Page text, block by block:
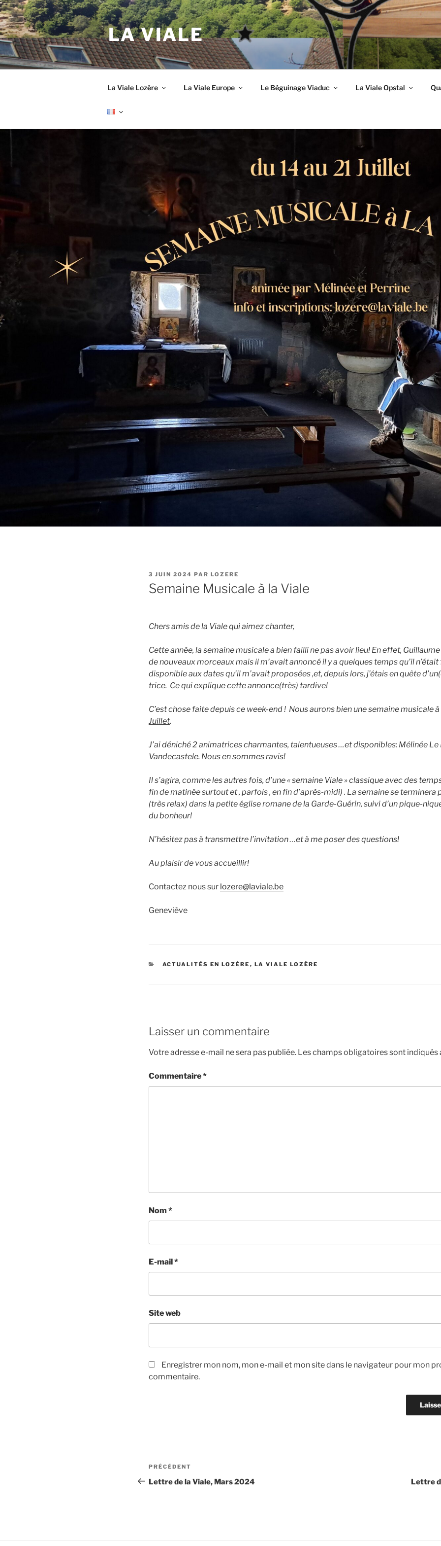
Aller
au
contenu
principal
LA VIALE
La Viale Lozère La Viale Europe Le Béguinage Viaduc La Viale Opstal
PUBLIÉ
LE
3 JUIN 2024 PAR LOZERE
Semaine Musicale à la Viale
Chers amis de la Viale qui aimez chanter,
Cette année, la semaine musicale a bien failli ne pas avoir lieu! En effet,
de nouveaux morceaux mais il m’avait annoncé il y a quelques temps qu’il
disponible aux dates qu’il m’avait proposées ,et, depuis lors, j’étais en quête
trice. Ce qui explique cette annonce(très) tardive!
C’est chose faite depuis ce week-end ! Nous aurons bien une semaine musicale
Juillet.
J’ai déniché 2 animatrices charmantes, talentueuses …et disponibles: Mélinée Le
Vandecastele. Nous en sommes ravis!
Il s’agira, comme les autres fois, d’une « semaine Viale » classique avec des
fin de matinée surtout et , parfois , en fin d’après-midi) . La semaine se
(très relax) dans la petite église romane de la Garde-Guérin, suivi d’un pique-
du bonheur!
N’hésitez pas à transmettre l’invitation …et à me poser des questions!
Au plaisir de vous accueillir!
Contactez nous sur lozere@laviale.be
Geneviève
CATÉGORIES
ACTUALITÉS EN LOZÈRE , LA VIALE LOZÈRE
Laisser un commentaire
Votre adresse e-mail ne sera pas publiée. Les champs obligatoires sont indiqués
Commentaire*
Nom *
E-mail*
Site web
Enregistrer mon nom, mon e-mail et mon site dans le navigateur pour mon
commentaire.
Navigation
de
Article
précédent
PRÉCÉDENT
Lettre de la Viale, Mars 2024 Lettre